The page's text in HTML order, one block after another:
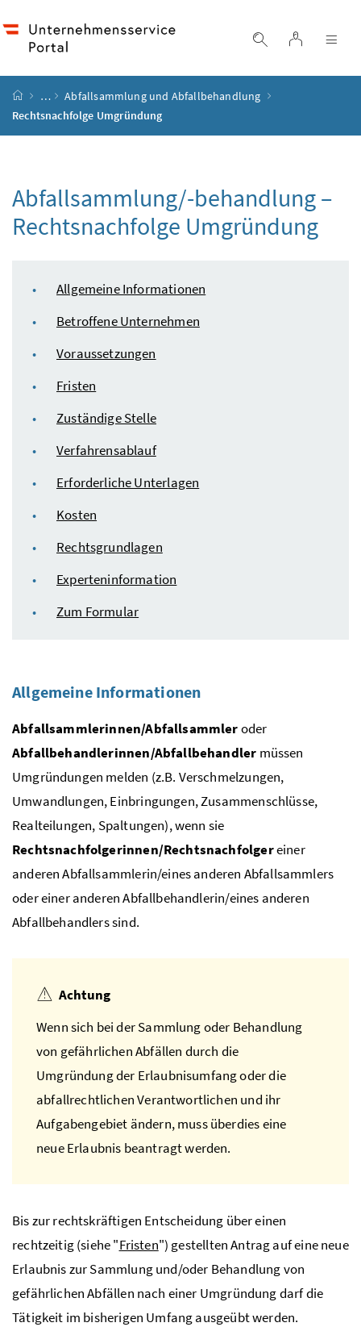
SucheLogin
Startseite
…
Abfallsammlung und Abfallbehandlung
Rechtsnachfolge Umgründung
Abfallsammlung/-behandlung –
Rechtsnachfolge Umgründung
Inhaltsverzeichnis
Allgemeine Informationen
Betroffene Unternehmen
Voraussetzungen
Fristen
Zuständige Stelle
Verfahrensablauf
Erforderliche Unterlagen
Kosten
Rechtsgrundlagen
Experteninformation
Zum Formular
Allgemeine Informationen
Abfallsammlerinnen/Abfallsammleroder
Abfallbehandlerinnen/Abfallbehandler müssen
Umgründungen melden (z.B. Verschmelzungen,
Umwandlungen, Einbringungen, Zusammenschlüsse,
Realteilungen, Spaltungen), wenn sie
Rechtsnachfolgerinnen/Rechtsnachfolgereiner
anderen Abfallsammlerin/eines anderen Abfallsammlers
oder einer anderen Abfallbehandlerin/eines anderen
Abfallbehandlers sind.
Achtung
Wenn sich bei der Sammlung oder Behandlung
von gefährlichen Abfällen durch die
Umgründung der Erlaubnisumfang oder die
abfallrechtlichen Verantwortlichen und ihr
Aufgabengebiet ändern, muss überdies eine
neue Erlaubnis beantragt werden.
Bis zur rechtskräftigen Entscheidung über einen
rechtzeitig (siehe "Fristen") gestellten Antrag auf eine neue
Erlaubnis zur Sammlung und/oder Behandlung von
gefährlichen Abfällen nach einer Umgründung darf die
Tätigkeit im bisherigen Umfang ausgeübt werden.